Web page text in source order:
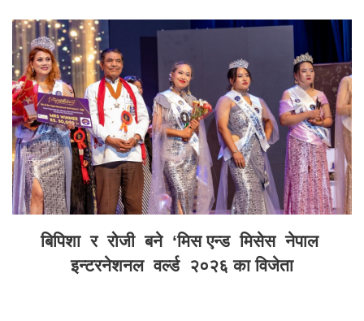
बिपिशा र रोजी बने ‘मिस एन्ड मिसेस नेपाल
इन्टरनेशनल वर्ल्ड २०२६ का विजेता